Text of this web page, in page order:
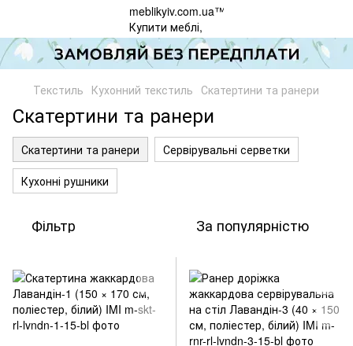
Текстиль Кухонний текстиль Скатертини та ранери
Скатертини та ранери
Скатертини та ранери
Сервірувальні серветки
Кухонні рушники
Фільтр За популярністю